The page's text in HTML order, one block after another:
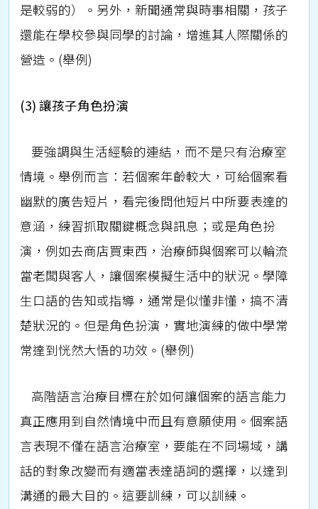
是較弱的）。另外，新聞通常與時事相關，孩子
還能在學校參與同學的討論，增進其人際關係的
營造。(舉例)
(3) 讓孩子角色扮演
要強調與生活經驗的連結，而不是只有治療室
情境。舉例而言：若個案年齡較大，可給個案看
幽默的廣告短片，看完後問他短片中所要表達的
意涵，練習抓取關鍵概念與訊息；或是角色扮
演，例如去商店買東西，治療師與個案可以輪流
當老闆與客人，讓個案模擬生活中的狀況。學障
生口語的告知或指導，通常是似懂非懂，搞不清
楚狀況的。但是角色扮演，實地演練的做中學常
常達到恍然大悟的功效。(舉例)
高階語言治療目標在於如何讓個案的語言能力
真正應用到自然情境中而且有意願使用。個案語
言表現不僅在語言治療室，要能在不同場域，講
話的對象改變而有適當表達語詞的選擇，以達到
溝通的最大目的。這要訓練，可以訓練。